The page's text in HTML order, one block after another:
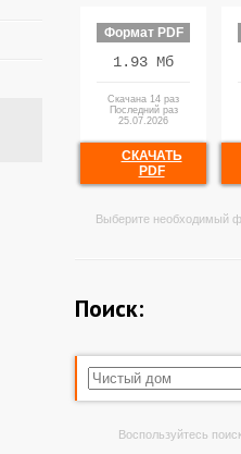
Формат PDF
1.93 Мб
Скачана 14 раз
Последний раз
25.07.2026
СКАЧАТЬ
PDF
Выберите необходимый
Поиск:
Воспользуйтесь